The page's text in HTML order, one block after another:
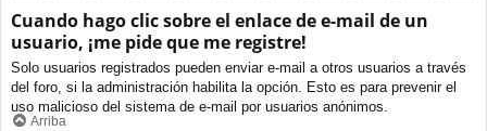
Cuando hago clic sobre el enlace de e-mail de un
usuario, ¡me pide que me registre!
Solo usuarios registrados pueden enviar e-mail a otros usuarios a través
del foro, si la administración habilita la opción. Esto es para prevenir el
uso malicioso del sistema de e-mail por usuarios anónimos.
Arriba